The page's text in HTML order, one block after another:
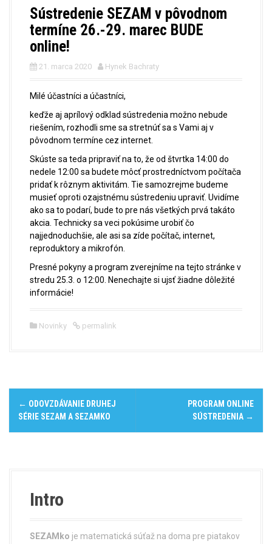
Sústredenie SEZAM v pôvodnom
termíne 26.-29. marec BUDE
online!
21. marca 2020 Hynek Bachraty
Milé účastníci a účastníci,
keďže aj aprílový odklad sústredenia možno nebude
riešením, rozhodli sme sa stretnúť sa s Vami aj v
pôvodnom termíne cez internet.
Skúste sa teda pripraviť na to, že od štvrtka 14:00 do
nedele 12:00 sa budete môcť prostredníctvom počítača
pridať k rôznym aktivitám. Tie samozrejme budeme
musieť oproti ozajstnému sústredeniu upraviť. Uvidíme
ako sa to podarí, bude to pre nás všetkých prvá takáto
akcia. Technicky sa veci pokúsime urobiť čo
najjednoduchšie, ale asi sa zíde počítač, internet,
reproduktory a mikrofón.
Presné pokyny a program zverejníme na tejto stránke v
stredu 25.3. o 12:00. Nenechajte si ujsť žiadne dôležité
informácie!
Novinky permalink
P← ODOVZDÁVANIE DRUHEJ
SÉRIE SEZAM A SEZAMKO
PROGRAM ONLINE
SÚSTREDENIA →
Intro
SEZAMko je matematická súťaž na doma pre piatakov